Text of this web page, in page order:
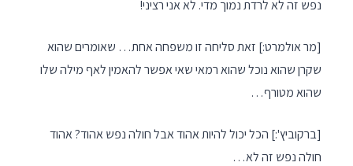
נפש זה לא לרדת נמוך מדי. לא אני רציני!
[מר אולמרט:] זאת סליחה זו משפחה אחת… שאומרים שהוא
שקרן שהוא נוכל שהוא רמאי שאי אפשר להאמין לאף מילה שלו
שהוא מטורף…
[ברקוביץ':] הכל יכול להיות אהוד אבל חולה נפש אהוד? אהוד
חולה נפש זה לא…